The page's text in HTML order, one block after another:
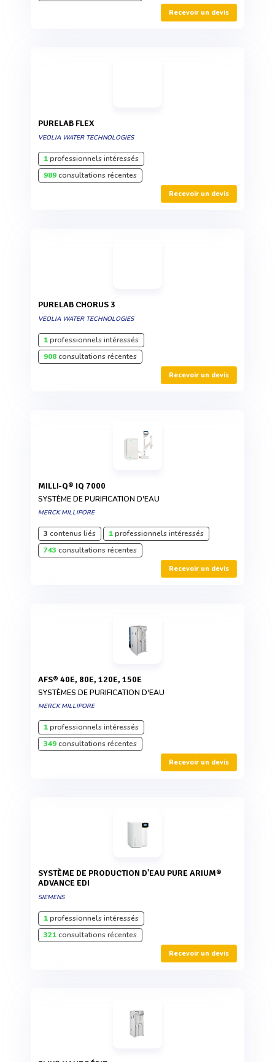
Recevoir un devis
PURELAB FLEX
VEOLIA WATER TECHNOLOGIES
1professionnels intéressés
989consultations récentes
Recevoir un devis
PURELAB CHORUS 3
VEOLIA WATER TECHNOLOGIES
1professionnels intéressés
908consultations récentes
Recevoir un devis
MILLI-Q® IQ 7000
SYSTÈME DE PURIFICATION D'EAU
MERCK MILLIPORE
3 contenus liés 1professionnels intéressés
743 consultations récentes
Recevoir un devis
AFS® 40E, 80E, 120E, 150E
SYSTÈMES DE PURIFICATION D'EAU
MERCK MILLIPORE
1professionnels intéressés
349consultations récentes
Recevoir un devis
SYSTÈME DE PRODUCTION D'EAU PURE ARIUM®
ADVANCE EDI
SIEMENS
1professionnels intéressés
321consultations récentes
Recevoir un devis